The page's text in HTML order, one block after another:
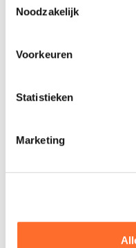
Noodzakelijk
Voorkeuren
Statistieken
Marketing
Plus-app
Als u een Cadel-
de Easy Connect
Registreer
product
Registreer hier uw
aankoopbewijs